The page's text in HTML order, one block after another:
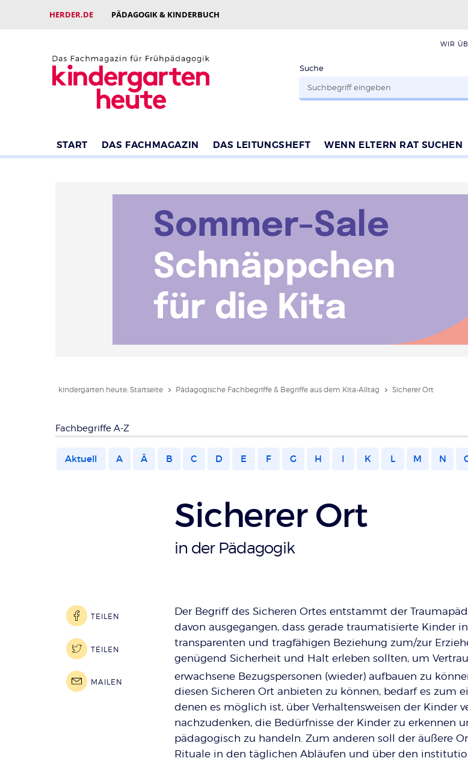
HERDER.DE PÄDAGOGIK & KINDERBUCH
WIR
Suche
START DAS FACHMAGAZIN DAS LEITUNGSHEFT WENN ELTERN RAT SUCHEN
kindergarten heute: Startseite Pädagogische Fachbegriffe & Begriffe aus dem Kita-Alltag Sicherer Ort
Fachbegriffe A-Z
Aktuell A Ä B C D E F G H I K L M N
Sicherer Ort
:
in der Pädagogik
Der Begriff des Sicheren Ortes entstammt der
davon ausgegangen, dass gerade traumatisierte Kinder
transparenten und tragfähigen Beziehung zum/zur
genügend Sicherheit und Halt erleben sollten, um
erwachsene Bezugspersonen (wieder) aufbauen zu
diesen Sicheren Ort anbieten zu können, bedarf es zum
denen es möglich ist, über Verhaltensweisen der Kinder
nachzudenken, die Bedürfnisse der Kinder zu erkennen
pädagogisch zu handeln. Zum anderen soll der äußere
Rituale in den täglichen Abläufen und über den
TEILEN
TEILEN
MAILEN